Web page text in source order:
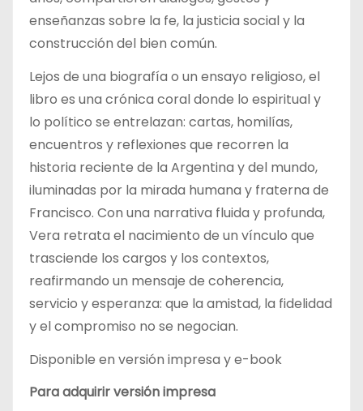
enseñanzas sobre la fe, la justicia social y la
construcción del bien común.
Lejos de una biografía o un ensayo religioso, el
libro es una crónica coral donde lo espiritual y
lo político se entrelazan: cartas, homilías,
encuentros y reflexiones que recorren la
historia reciente de la Argentina y del mundo,
iluminadas por la mirada humana y fraterna de
Francisco. Con una narrativa fluida y profunda,
Vera retrata el nacimiento de un vínculo que
trasciende los cargos y los contextos,
reafirmando un mensaje de coherencia,
servicio y esperanza: que la amistad, la fidelidad
y el compromiso no se negocian.
Disponible en versión impresa y e-book
Para adquirir versión impresa